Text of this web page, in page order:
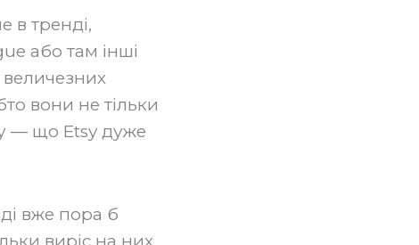
в тренді,
або там інші
величезних
вони не тільки
— що Etsy дуже
вже пора б